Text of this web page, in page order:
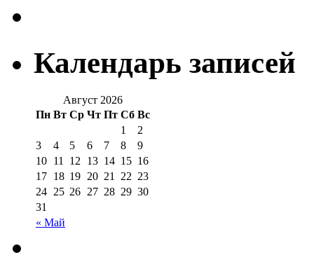
Календарь записей
Август 2026
Пн Вт Ср Чт Пт Сб Вс
« Май
1
2
3
4 5 6 7 8
9
10 11 12 13 14 15 16
17 18 19 20 21 22 23
24 25 26 27 28 29 30
31